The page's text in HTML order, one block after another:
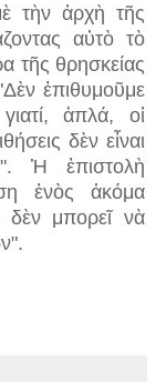
τὴν ἀρχὴ τῆς
αὐτὸ τὸ
τῆς θρησκείας
ἐπιθυμοῦμε
ἁπλά, οἱ
δὲν εἶναι
Ἡ ἐπιστολὴ
ἑνὸς ἀκόμα
δὲν μπορεῖ νὰ